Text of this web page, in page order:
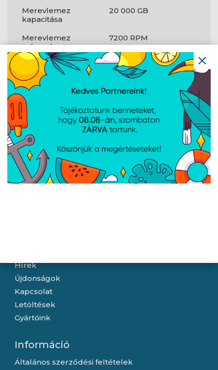
Merevlemez
kapacitása
20 000 GB
Merevlemez
sebessége
7200 RPM
Csatlakozófelület
Serial ATA III
Típus
Járulékos
komponens
Adatátviteli
sebesség
6 Gbit/s
A weboldalon esetlegesen előforduló elektronikus feltöltési,
technikai hibákért felelősséget nem vállalunk.
Hírek
Újdonságok
Kapcsolat
Letöltések
Gyártóink
Információ
Általános szerződési feltételek